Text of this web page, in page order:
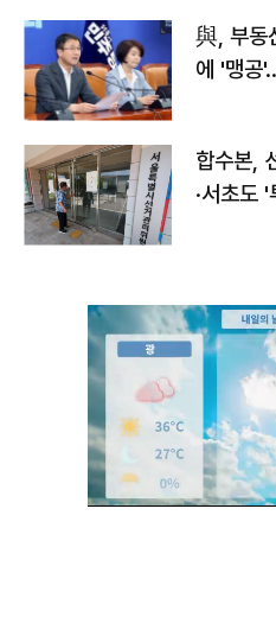
與, 부동
에 '맹공
합수본,
·서초도